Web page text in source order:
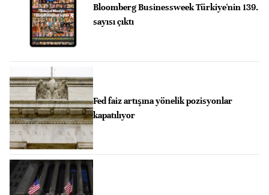
Bloomberg Businessweek Türkiye'nin 139.
sayısı çıktı
Fed faiz artışına yönelik pozisyonlar
kapatılıyor